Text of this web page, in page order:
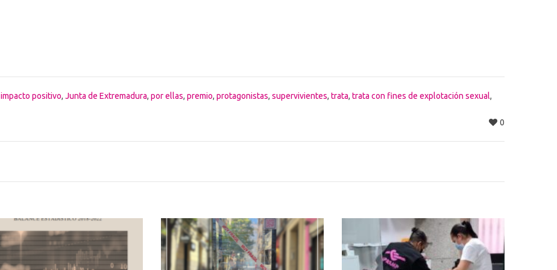
impacto positivo, Junta de Extremadura, por ellas, premio, protagonistas, supervivientes, trata, trata con fines de explotación sexual,
0